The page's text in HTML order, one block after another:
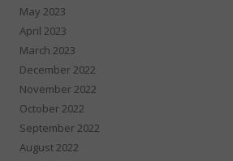
May 2023
April 2023
March 2023
December 2022
November 2022
October 2022
September 2022
August 2022